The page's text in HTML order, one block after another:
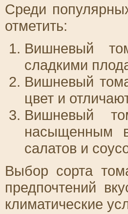
Среди
отметить:
Вишневый
сладкими
Вишневый
цвет и
Вишневый
насыщенным
салатов и
Выбор сорта
предпочтений
климатические